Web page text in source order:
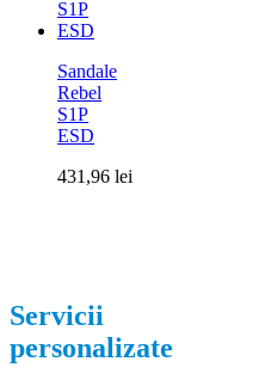
Sandale
Rebel
S1P
ESD
431,96 lei
Servicii
personalizate